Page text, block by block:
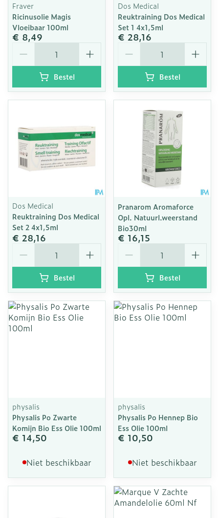
Fraver
Ricinusolie Magis
Vloeibaar 100ml
€ 8,49
Bestel
Dos Medical
Reuktraining Dos Medical
Set 1 4x1,5ml
€ 28,16
Bestel
Dos Medical
Reuktraining Dos Medical
Set 2 4x1,5ml
€ 28,16
Bestel
Pranarom Aromaforce
Opl. Natuurl.weerstand
Bio30ml
€ 16,15
Bestel
physalis
Physalis Po Zwarte
Komijn Bio Ess Olie 100ml
€ 14,50
Niet beschikbaar
physalis
Physalis Po Hennep Bio
Ess Olie 100ml
€ 10,50
Niet beschikbaar